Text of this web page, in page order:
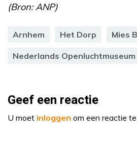
(Bron: ANP)
Arnhem Het Dorp Mies
Nederlands Openluchtmuseum
Geef een reactie
U moet inloggen om een reactie